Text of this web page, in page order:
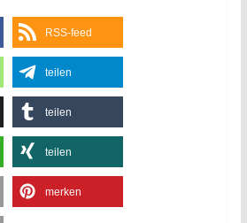
RSS-feed
teilen
teilen
teilen
merken